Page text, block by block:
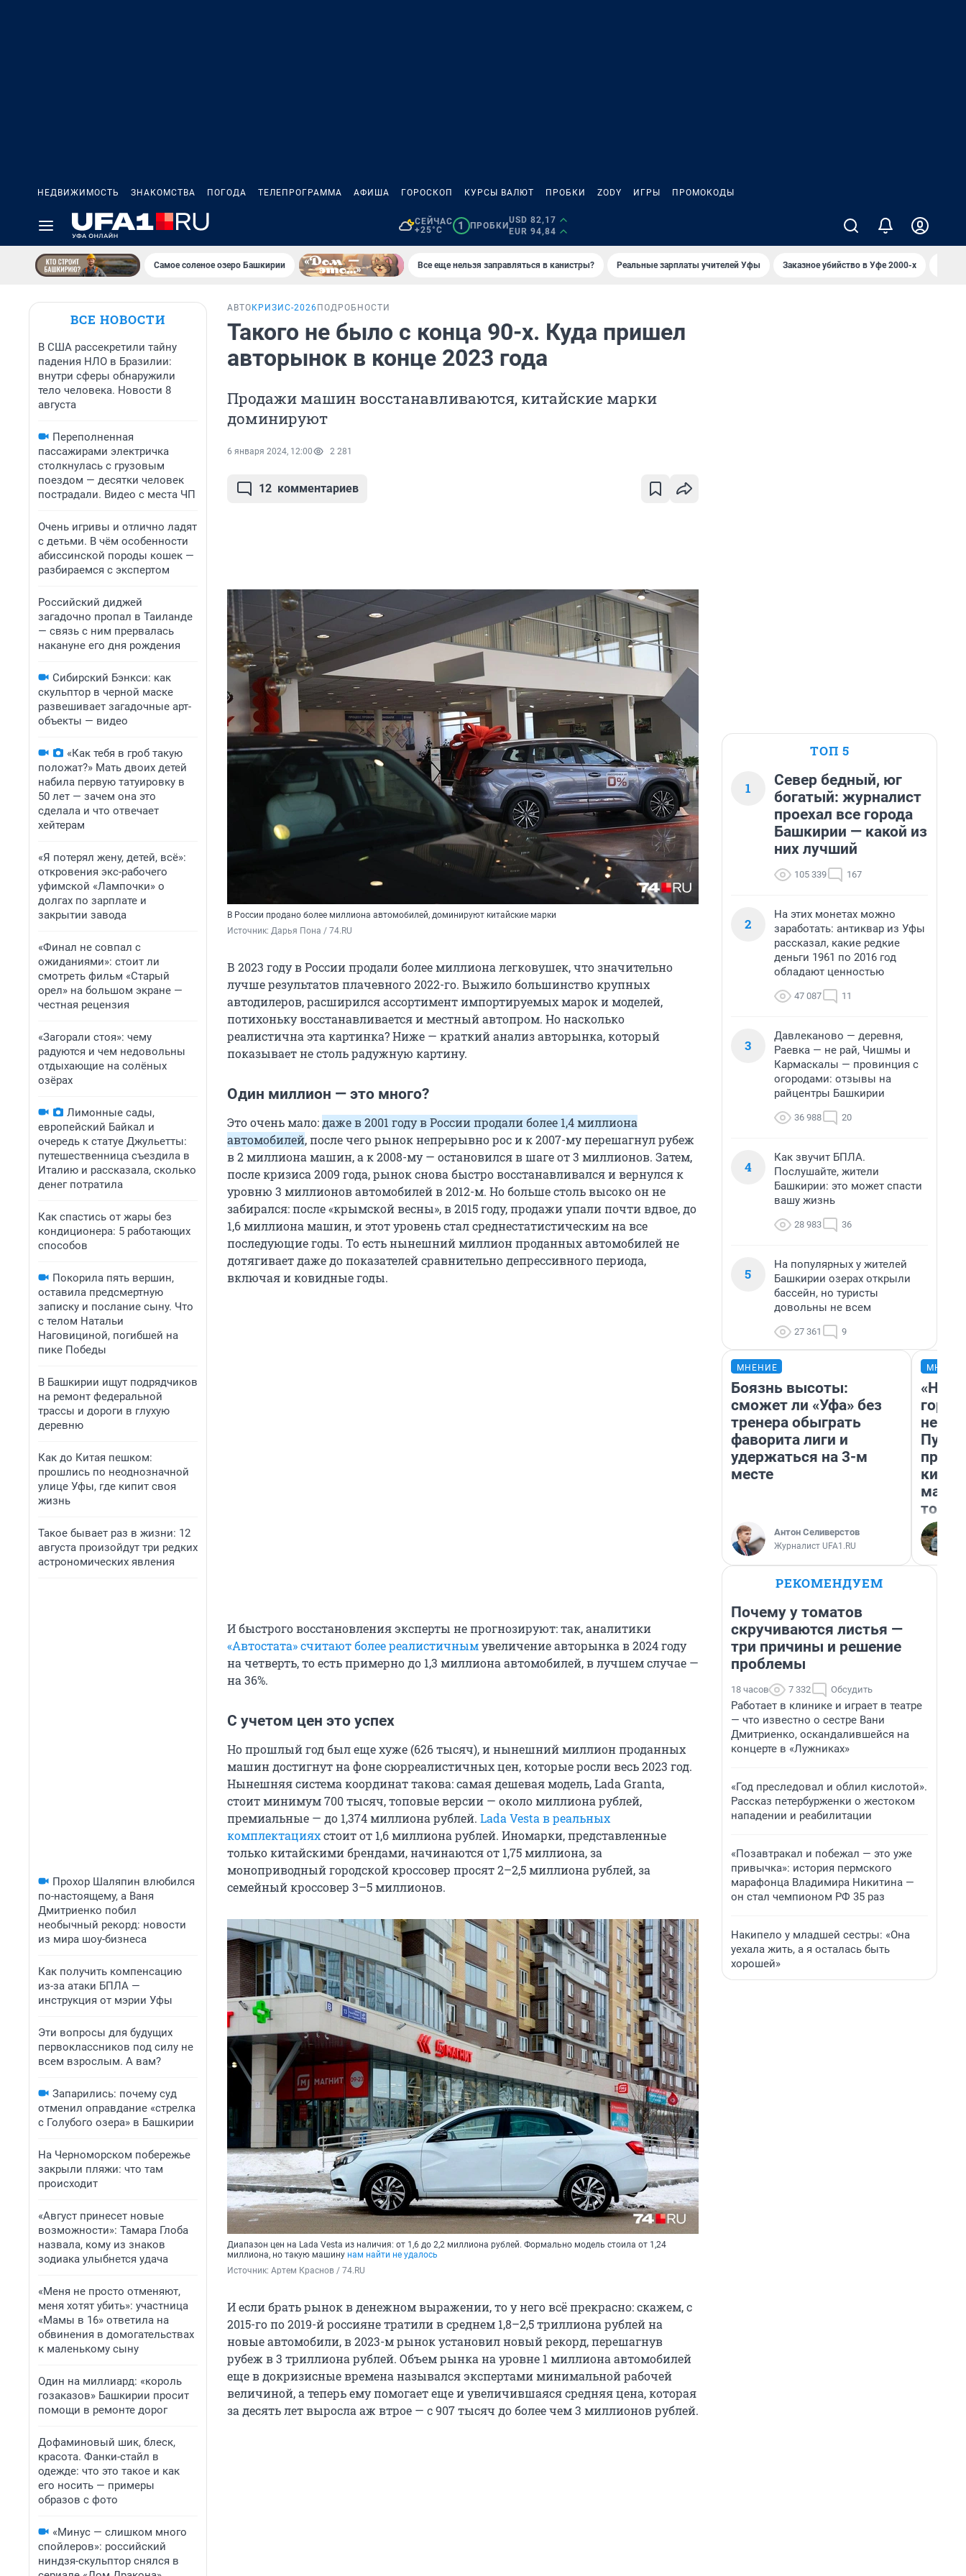
НЕДВИЖИМОСТЬ ЗНАКОМСТВА ПОГОДА ТЕЛЕПРОГРАММА АФИША ГОРОСКОП КУРСЫ ВАЛЮТ ПРОБКИ ZODY ИГРЫ ПРОМОКОДЫ
СЕЙЧАС
+25°C
1 ПРОБКИ
USD 82,17
EUR 94,84
Самое соленое озеро Башкирии Все еще нельзя заправляться в канистры? Реальные зарплаты учителей Уфы Заказное убийство в Уфе 2000-х
ВСЕ НОВОСТИ
В США рассекретили тайну
падения НЛО в Бразилии:
внутри сферы обнаружили
тело человека. Новости 8
августа
Переполненная
пассажирами электричка
столкнулась с грузовым
поездом — десятки человек
пострадали. Видео с места ЧП
Очень игривы и отлично ладят
с детьми. В чём особенности
абиссинской породы кошек —
разбираемся с экспертом
Российский диджей
загадочно пропал в Таиланде
— связь с ним прервалась
накануне его дня рождения
Сибирский Бэнкси: как
скульптор в черной маске
развешивает загадочные арт-
объекты — видео
«Как тебя в гроб такую
положат?» Мать двоих детей
набила первую татуировку в
50 лет — зачем она это
сделала и что отвечает
хейтерам
«Я потерял жену, детей, всё»:
откровения экс-рабочего
уфимской «Лампочки» о
долгах по зарплате и
закрытии завода
«Финал не совпал с
ожиданиями»: стоит ли
смотреть фильм «Старый
орел» на большом экране —
честная рецензия
«Загорали стоя»: чему
радуются и чем недовольны
отдыхающие на солёных
озёрах
Лимонные сады,
европейский Байкал и
очередь к статуе Джульетты:
путешественница съездила в
Италию и рассказала, сколько
денег потратила
Как спастись от жары без
кондиционера: 5 работающих
способов
Покорила пять вершин,
оставила предсмертную
записку и послание сыну. Что
с телом Натальи
Наговициной, погибшей на
пике Победы
В Башкирии ищут подрядчиков
на ремонт федеральной
трассы и дороги в глухую
деревню
Как до Китая пешком:
прошлись по неоднозначной
улице Уфы, где кипит своя
жизнь
Такое бывает раз в жизни: 12
августа произойдут три редких
астрономических явления
Прохор Шаляпин влюбился
по-настоящему, а Ваня
Дмитриенко побил
необычный рекорд: новости
из мира шоу-бизнеса
Как получить компенсацию
из-за атаки БПЛА —
инструкция от мэрии Уфы
Эти вопросы для будущих
первоклассников под силу не
всем взрослым. А вам?
Запарились: почему суд
отменил оправдание «стрелка
с Голубого озера» в Башкирии
На Черноморском побережье
закрыли пляжи: что там
происходит
«Август принесет новые
возможности»: Тамара Глоба
назвала, кому из знаков
зодиака улыбнется удача
«Меня не просто отменяют,
меня хотят убить»: участница
«Мамы в 16» ответила на
обвинения в домогательствах
к маленькому сыну
Один на миллиард: «король
гозаказов» Башкирии просит
помощи в ремонте дорог
Дофаминовый шик, блеск,
красота. Фанки-стайл в
одежде: что это такое и как
его носить — примеры
образов с фото
«Минус — слишком много
спойлеров»: российский
ниндзя-скульптор снялся в
АВТО КРИЗИС-2026 ПОДРОБНОСТИ
Такого не было с конца 90-х. Куда пришел
авторынок в конце 2023 года
Продажи машин восстанавливаются, китайские марки
доминируют
6 января 2024, 12:00 2 281
12 комментариев
В России продано более миллиона автомобилей, доминируют китайские марки
Источник: Дарья Пона / 74.RU
В 2023 году в России продали более миллиона легковушек, что значительно
лучше результатов плачевного 2022-го. Выжило большинство крупных
автодилеров, расширился ассортимент импортируемых марок и моделей,
потихоньку восстанавливается и местный автопром. Но насколько
реалистична эта картинка? Ниже — краткий анализ авторынка, который
показывает не столь радужную картину.
Один миллион — это много?
Это очень мало: даже в 2001 году в России продали более 1,4 миллиона
автомобилей, после чего рынок непрерывно рос и к 2007-му перешагнул рубеж
в 2 миллиона машин, а к 2008-му — остановился в шаге от 3 миллионов. Затем,
после кризиса 2009 года, рынок снова быстро восстанавливался и вернулся к
уровню 3 миллионов автомобилей в 2012-м. Но больше столь высоко он не
забирался: после «крымской весны», в 2015 году, продажи упали почти вдвое, до
1,6 миллиона машин, и этот уровень стал среднестатистическим на все
последующие годы. То есть нынешний миллион проданных автомобилей не
дотягивает даже до показателей сравнительно депрессивного периода,
включая и ковидные годы.
И быстрого восстановления эксперты не прогнозируют: так, аналитики
«Автостата» считают более реалистичнымувеличение авторынка в 2024 году
на четверть, то есть примерно до 1,3 миллиона автомобилей, в лучшем случае —
на 36%.
С учетом цен это успех
Но прошлый год был еще хуже (626 тысяч), и нынешний миллион проданных
машин достигнут на фоне сюрреалистичных цен, которые росли весь 2023 год.
Нынешняя система координат такова: самая дешевая модель, Lada Granta,
стоит минимум 700 тысяч, топовые версии — около миллиона рублей,
премиальные — до 1,374 миллиона рублей. Lada Vesta в реальных
комплектацияхстоит от 1,6 миллиона рублей. Иномарки, представленные
только китайскими брендами, начинаются от 1,75 миллиона, за
моноприводный городской кроссовер просят 2–2,5 миллиона рублей, за
семейный кроссовер 3–5 миллионов.
Диапазон цен на Lada Vesta из наличия: от 1,6 до 2,2 миллиона рублей. Формально модель стоила от 1,24
миллиона, но такую машину нам найти не удалось
Источник: Артем Краснов / 74.RU
И если брать рынок в денежном выражении, то у него всё прекрасно: скажем, с
2015-го по 2019-й россияне тратили в среднем 1,8–2,5 триллиона рублей на
новые автомобили, в 2023-м рынок установил новый рекорд, перешагнув
рубеж в 3 триллиона рублей. Объем рынка на уровне 1 миллиона автомобилей
еще в докризисные времена назывался экспертами минимальной рабочей
величиной, а теперь ему помогает еще и увеличившаяся средняя цена, которая
за десять лет выросла аж втрое — с 907 тысяч до более чем 3 миллионов рублей.
ТОП 5
1
Север бедный, юг
богатый: журналист
проехал все города
Башкирии — какой из
них лучший
105 339 167
2
На этих монетах можно
заработать: антиквар из Уфы
рассказал, какие редкие
деньги 1961 по 2016 год
обладают ценностью
47 087 11
3
Давлеканово — деревня,
Раевка — не рай, Чишмы и
Кармаскалы — провинция с
огородами: отзывы на
райцентры Башкирии
36 988 20
4
Как звучит БПЛА.
Послушайте, жители
Башкирии: это может спасти
вашу жизнь
28 983 36
5
На популярных у жителей
Башкирии озерах открыли
бассейн, но туристы
довольны не всем
27 361 9
МНЕНИЕ
Боязнь высоты:
сможет ли «Уфа» без
тренера обыграть
фаворита лиги и
удержаться на 3-м
месте
Антон Селиверстов
Журналист UFA1.RU
«Нет
того
РЕКОМЕНДУЕМ
Почему у томатов
скручиваются листья —
три причины и решение
проблемы
18 часов 7 332 Обсудить
Работает в клинике и играет в театре
— что известно о сестре Вани
Дмитриенко, оскандалившейся на
концерте в «Лужниках»
«Год преследовал и облил кислотой».
Рассказ петербурженки о жестоком
нападении и реабилитации
«Позавтракал и побежал — это уже
привычка»: история пермского
марафонца Владимира Никитина —
он стал чемпионом РФ 35 раз
Накипело у младшей сестры: «Она
уехала жить, а я осталась быть
хорошей»